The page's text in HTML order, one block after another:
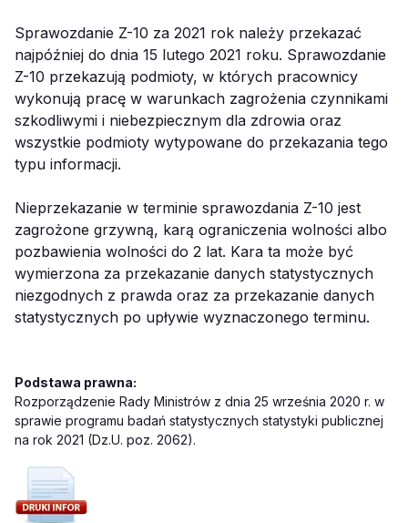
Sprawozdanie Z-10 za 2021 rok należy przekazać
najpóźniej do dnia 15 lutego 2021 roku. Sprawozdanie
Z-10 przekazują podmioty, w których pracownicy
wykonują pracę w warunkach zagrożenia czynnikami
szkodliwymi i niebezpiecznym dla zdrowia oraz
wszystkie podmioty wytypowane do przekazania tego
typu informacji.
Nieprzekazanie w terminie sprawozdania Z-10 jest
zagrożone grzywną, karą ograniczenia wolności albo
pozbawienia wolności do 2 lat. Kara ta może być
wymierzona za przekazanie danych statystycznych
niezgodnych z prawda oraz za przekazanie danych
statystycznych po upływie wyznaczonego terminu.
Podstawa prawna:
Rozporządzenie Rady Ministrów z dnia 25 września 2020 r. w
sprawie programu badań statystycznych statystyki publicznej
na rok 2021 (Dz.U. poz. 2062).